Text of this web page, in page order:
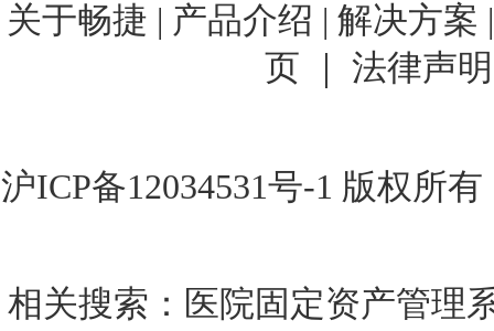
关于畅捷 | 产品介绍 | 解决方案
页 ｜
法律声明
沪ICP备12034531号-1 版权所
相关搜索： 医院固定资产管理